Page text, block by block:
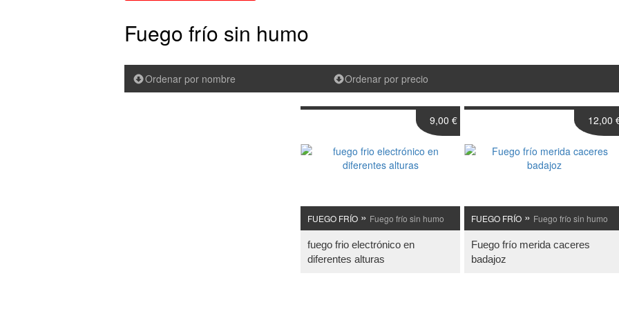
Fuego frío sin humo
Ordenar por nombre Ordenar por precio
FUEGO FRÍO » Fuego frío sin humo
fuego frio electrónico en
diferentes alturas
9,00 €
FUEGO FRÍO » Fuego frío sin humo
Fuego frío merida caceres
badajoz
12,00